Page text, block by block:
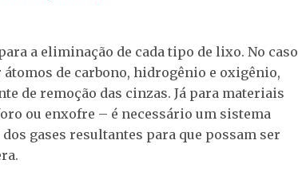
a eliminação de cada tipo de lixo. No caso
de carbono, hidrogênio e oxigênio,
de remoção das cinzas. Já para materiais
ou enxofre – é necessário um sistema
gases resultantes para que possam ser